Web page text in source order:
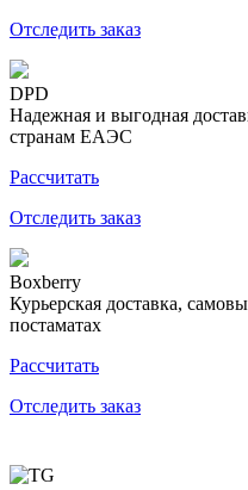
Отследить заказ
DPD
Надежная и выгодная
странам ЕАЭС
Рассчитать
Отследить заказ
Boxberry
Курьерская доставка,
постаматах
Рассчитать
Отследить заказ